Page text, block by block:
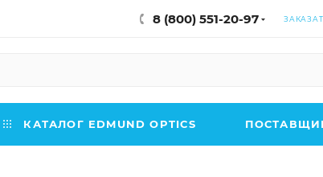
8 (800) 551-20-97
КАТАЛОГ EDMUND OPTICS